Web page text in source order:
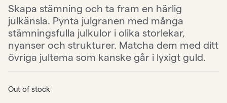
4.33
of 5
based
on
customer
ratings
Skapa stämning och ta fram en härlig
julkänsla. Pynta julgranen med många
stämningsfulla julkulor i olika storlekar,
nyanser och strukturer. Matcha dem med ditt
övriga jultema som kanske går i lyxigt guld.
Out of stock